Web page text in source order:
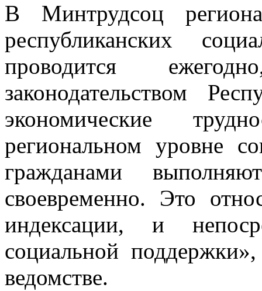
В Минтрудсоц
республиканских
проводится
законодательством
экономические
региональном уровне
гражданами
своевременно. Это
индексации, и
социальной
ведомстве.